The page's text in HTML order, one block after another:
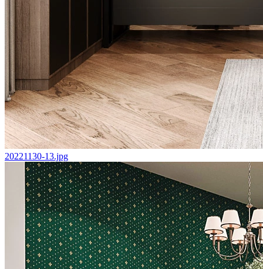
20221130-13.jpg